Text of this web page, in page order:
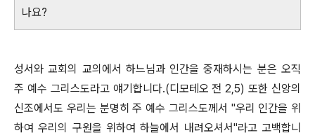
나요?
성서와 교회의 교의에서 하느님과 인간을 중재하시는 분은 오직
주 예수 그리스도라고 얘기합니다.(디모테오 전 2,5) 또한 신앙의
신조에서도 우리는 분명히 주 예수 그리스도께서 "우리 인간을 위
하여 우리의 구원을 위하여 하늘에서 내려오셔서"라고 고백합니